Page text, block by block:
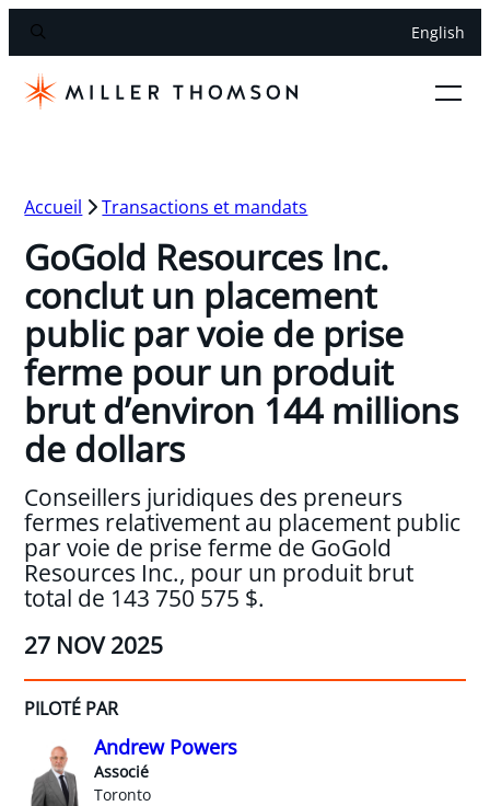
English
Accueil Transactions et mandats
GoGold Resources Inc.
conclut un placement
public par voie de prise
ferme pour un produit
brut d’environ 144 millions
de dollars
Conseillers juridiques des preneurs
fermes relativement au placement public
par voie de prise ferme de GoGold
Resources Inc., pour un produit brut
total de 143 750 575 $.
27 NOV 2025
PILOTÉ PAR
Andrew Powers
Associé
Toronto